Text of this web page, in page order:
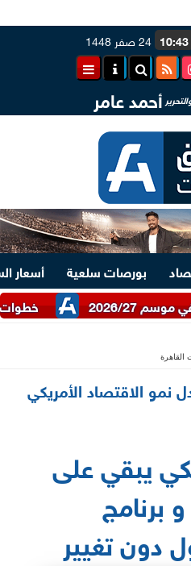
10:43 24 صفر 1448
أحمد عامر
بورصات سلعية
أسعار
خطوات الاستعلام
القاهرة
الاقتصاد الأمريكي
يبقي على
برنامج
دون تغيير